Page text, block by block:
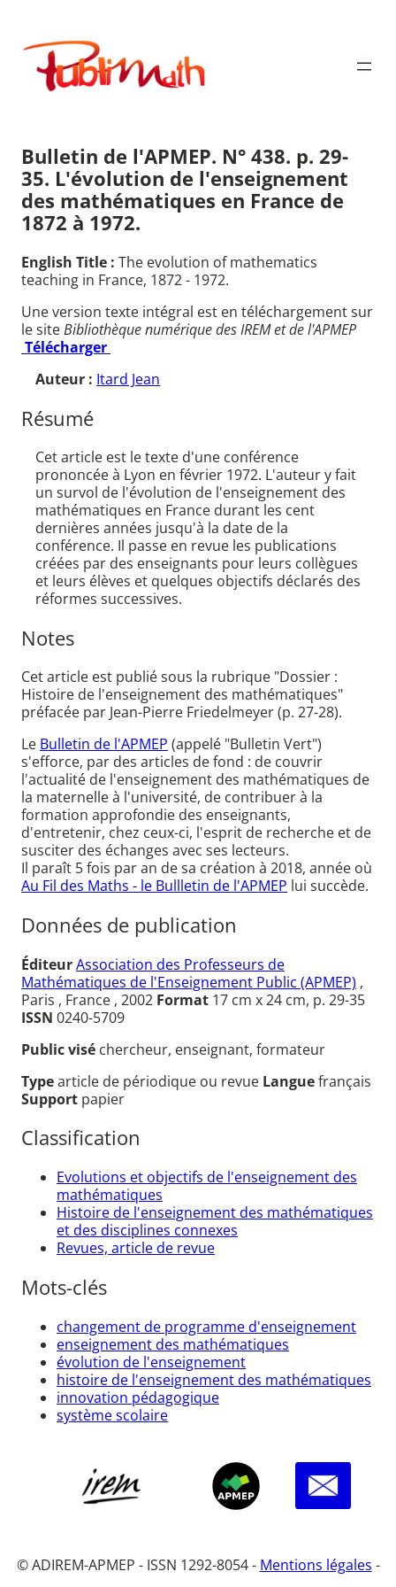
contenu
Publimath
Bulletin de l'APMEP. N° 438. p. 29-
35. L'évolution de l'enseignement
des mathématiques en France de
1872 à 1972.
English Title : The evolution of mathematics
teaching in France, 1872 - 1972.
Une version texte intégral est en téléchargement sur
le siteBibliothèque numérique des IREM et de l'APMEP
Télécharger
Auteur : Itard Jean
Résumé
Cet article est le texte d'une conférence
prononcée à Lyon en février 1972. L'auteur y fait
un survol de l'évolution de l'enseignement des
mathématiques en France durant les cent
dernières années jusqu'à la date de la
conférence. Il passe en revue les publications
créées par des enseignants pour leurs collègues
et leurs élèves et quelques objectifs déclarés des
réformes successives.
Notes
Cet article est publié sous la rubrique "Dossier :
Histoire de l'enseignement des mathématiques"
préfacée par Jean-Pierre Friedelmeyer (p. 27-28).
Le Bulletin de l'APMEP (appelé "Bulletin Vert")
s'efforce, par des articles de fond : de couvrir
l'actualité de l'enseignement des mathématiques de
la maternelle à l'université, de contribuer à la
formation approfondie des enseignants,
d'entretenir, chez ceux-ci, l'esprit de recherche et de
susciter des échanges avec ses lecteurs.
Il paraît 5 fois par an de sa création à 2018, année où
Au Fil des Maths - le Bullletin de l'APMEP lui succède.
Données de publication
ÉditeurAssociation des Professeurs de
Mathématiques de l'Enseignement Public (APMEP) ,
Paris , France , 2002 Format 17 cm x 24 cm, p. 29-35
ISSN 0240-5709
Public visé chercheur, enseignant, formateur
Typearticle de périodique ou revue Languefrançais
Support papier
Classification
Evolutions et objectifs de l'enseignement des
mathématiques
Histoire de l'enseignement des mathématiques
et des disciplines connexes
Revues, article de revue
Mots-clés
changement de programme d'enseignement
enseignement des mathématiques
évolution de l'enseignement
histoire de l'enseignement des mathématiques
innovation pédagogique
système scolaire
© ADIREM-APMEP - ISSN 1292-8054 - Mentions légales -